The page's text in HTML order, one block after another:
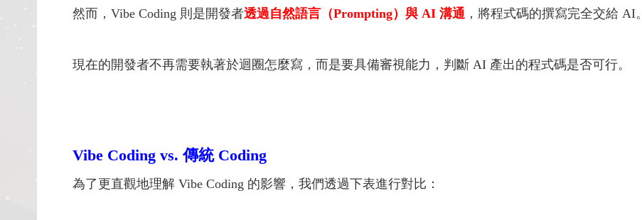
然而，Vibe Coding 則是開發者透過自然語言（Prompting）與 AI 溝通 ，將程式碼的撰寫完全交給 AI。
現在的開發者不再需要執著於迴圈怎麼寫，而是要具備審視能力，判斷 AI 產出的程式碼是否可行。
Vibe Coding vs. 傳統 Coding
為了更直觀地理解 Vibe Coding 的影響，我們透過下表進行對比：